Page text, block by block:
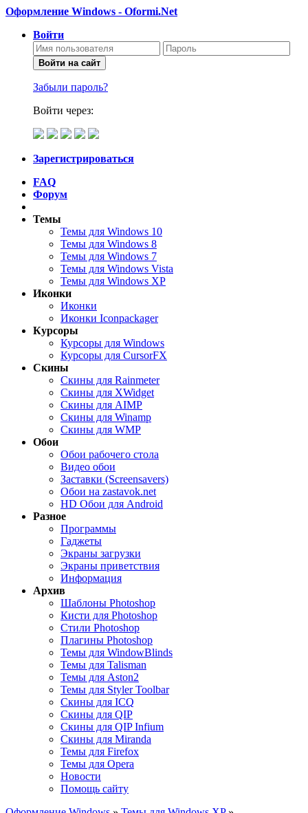
Оформление Windows - Oformi.Net
Войти
Войти на сайт
Забыли пароль?
Войти через:
Зарегистрироваться
FAQ
Форум
Темы
Темы для Windows 10
Темы для Windows 8
Темы для Windows 7
Темы для Windows Vista
Темы для Windows XP
Иконки
Иконки
Иконки Iconpackager
Курсоры
Курсоры для Windows
Курсоры для CursorFX
Скины
Скины для Rainmeter
Скины для XWidget
Скины для AIMP
Скины для Winamp
Скины для WMP
Обои
Обои рабочего стола
Видео обои
Заставки (Screensavers)
Обои на zastavok.net
HD Обои для Android
Разное
Программы
Гаджеты
Экраны загрузки
Экраны приветствия
Информация
Архив
Шаблоны Photoshop
Кисти для Photoshop
Стили Photoshop
Плагины Photoshop
Темы для WindowBlinds
Темы для Talisman
Темы для Aston2
Темы для Styler Toolbar
Скины для ICQ
Скины для QIP
Скины для QIP Infium
Скины для Miranda
Темы для Firefox
Темы для Opera
Новости
Помощь сайту